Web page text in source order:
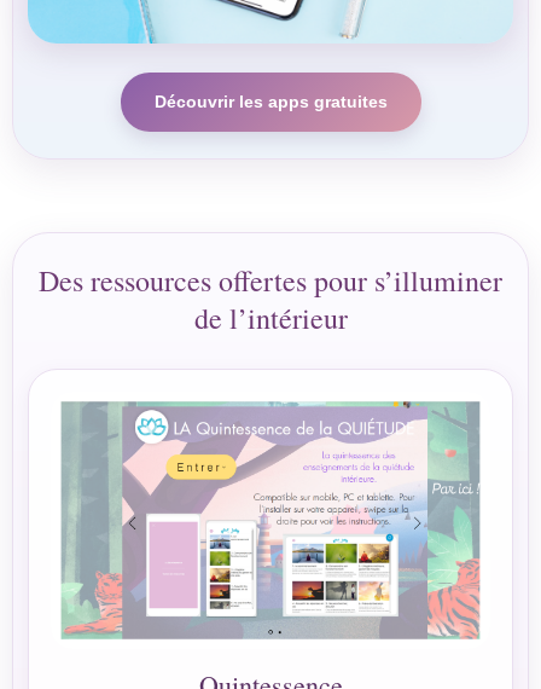
Découvrir les apps gratuites
Des ressources offertes pour s’illuminer
de l’intérieur